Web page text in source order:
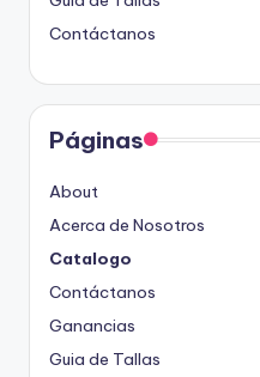
Contáctanos
Páginas
About
Acerca de Nosotros
Catalogo
Contáctanos
Ganancias
Guia de Tallas